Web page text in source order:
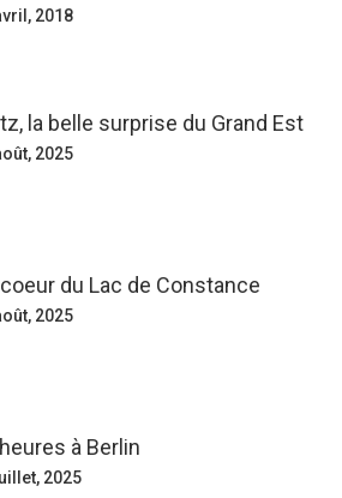
2018
la belle surprise du Grand Est
2025
du Lac de Constance
2025
à Berlin
2025